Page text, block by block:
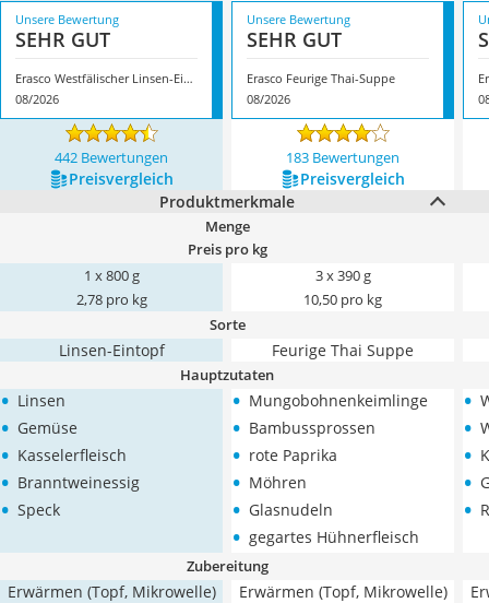
Unsere Bewertung
SEHR GUT
Erasco Westfälischer Linsen-Eintopf
08/2026
Unsere Bewertung
SEHR GUT
Erasco Feurige Thai-Suppe
08/2026
442 Bewertungen 183 Bewertungen
Preis­vergleich
Preis­vergleich
Produktmerkmale
Menge
Preis pro kg
1 x 800 g
2,78 pro kg
3 x 390 g
10,50 pro kg
Sorte
Linsen-Eintopf Feurige Thai Suppe
Hauptzutaten
• Linsen
• Gemüse
• Kasselerfleisch
• Branntweinessig
• Speck
• Mungobohnenkeimlinge
• Bambussprossen
• rote Paprika
• Möhren
• Glasnudeln
• gegartes Hühnerfleisch
•
•
•
•
•
Zubereitung
Erwärmen (Topf, Mikrowelle) Erwärmen (Topf, Mikrowelle)